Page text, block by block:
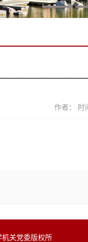
作者： 时
机关党委版权所